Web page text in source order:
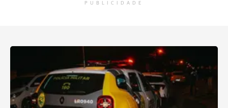
PUBLICIDADE